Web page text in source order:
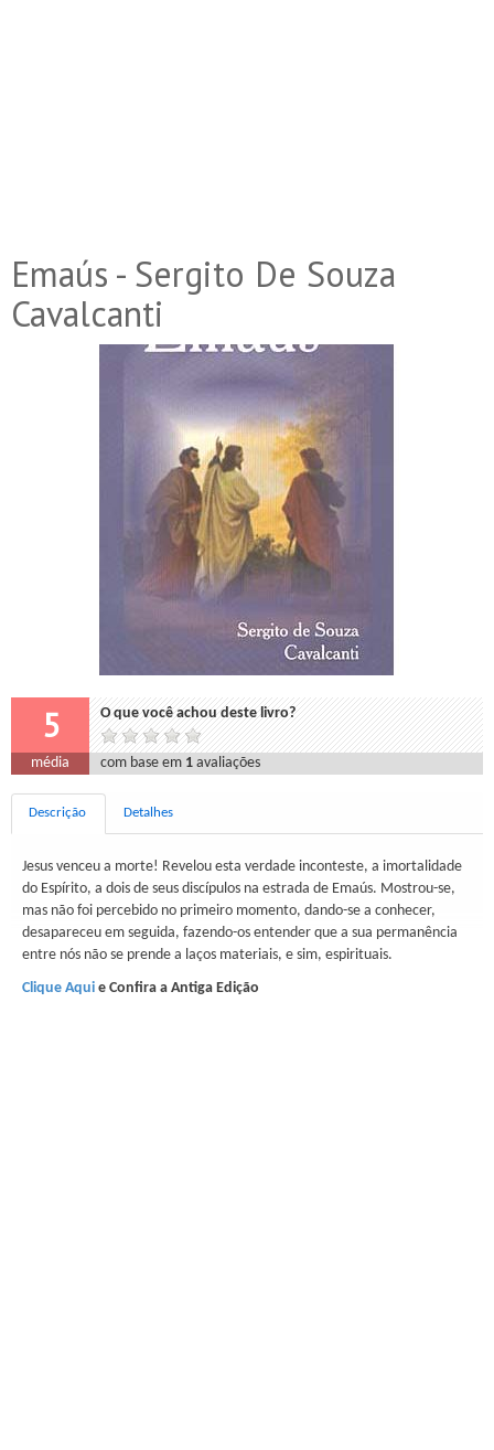
Emaús - Sergito De Souza
Cavalcanti
5 O que você achou deste livro?
média com base em 1 avaliações
Descrição Detalhes
Jesus venceu a morte! Revelou esta verdade inconteste, a imortalidade
do Espírito, a dois de seus discípulos na estrada de Emaús. Mostrou-se,
mas não foi percebido no primeiro momento, dando-se a conhecer,
desapareceu em seguida, fazendo-os entender que a sua permanência
entre nós não se prende a laços materiais, e sim, espirituais.
Clique Aqui e Confira a Antiga Edição